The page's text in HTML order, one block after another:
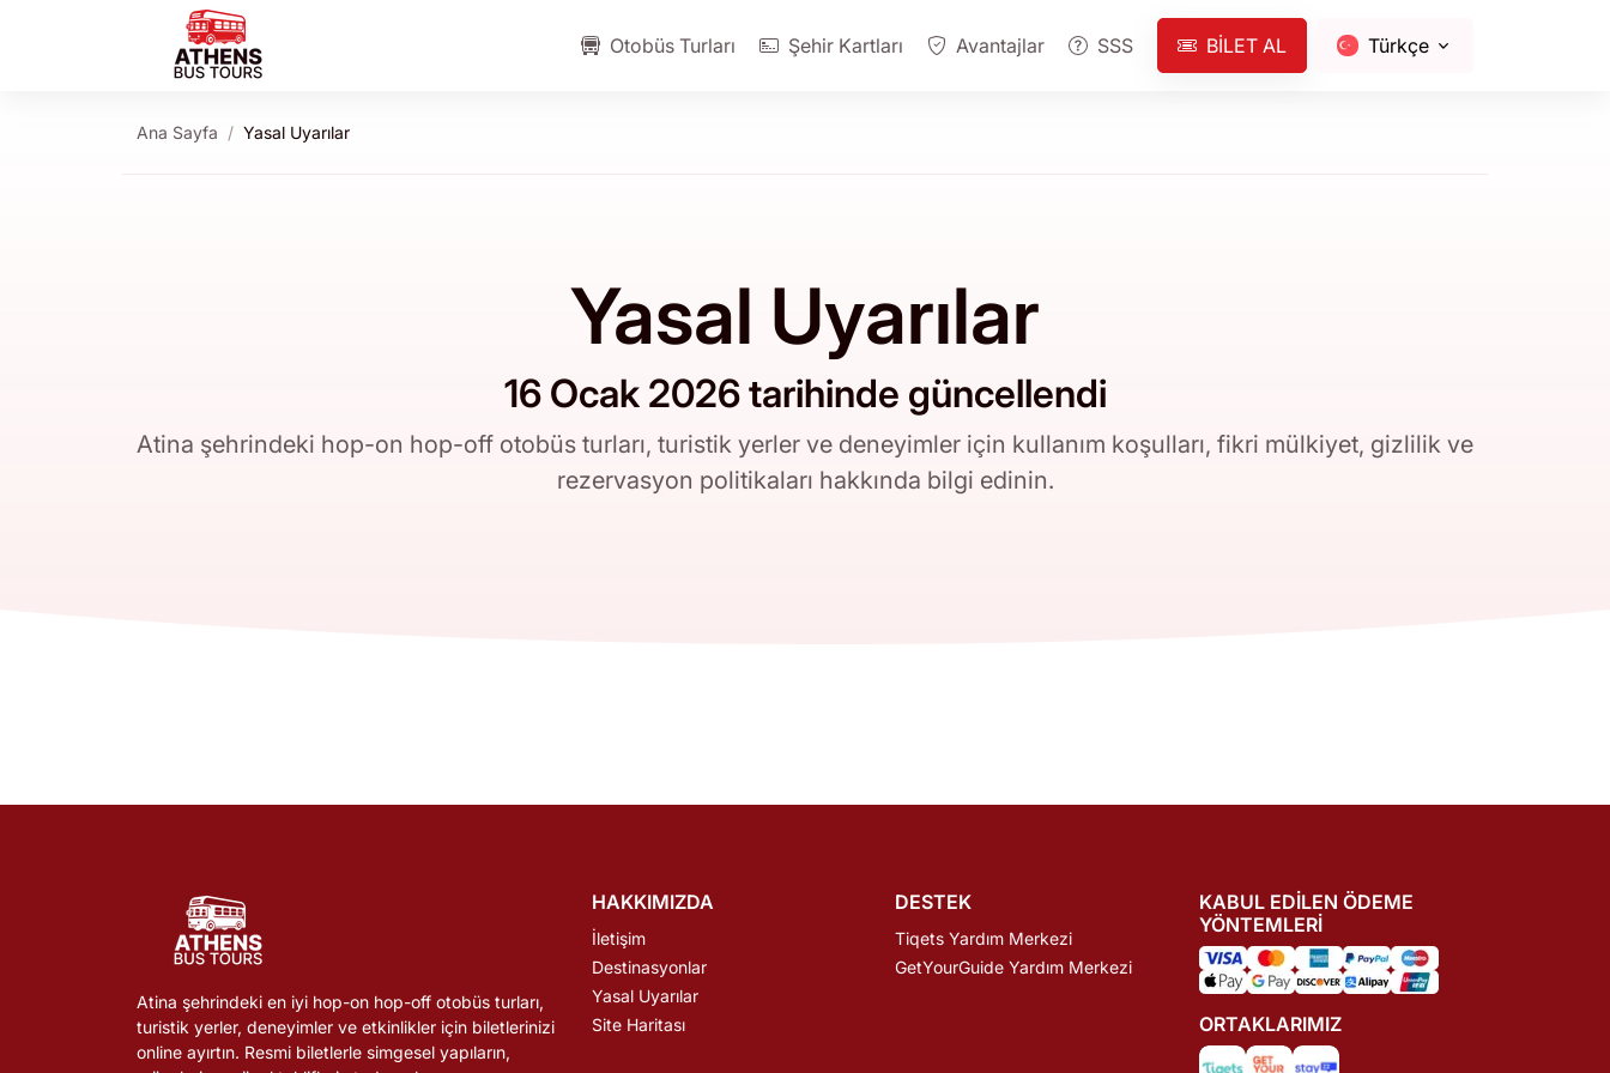
Otobüs Turları Şehir Kartları Avantajlar SSS BILET AL Türkçe
Ana Sayfa Yasal Uyarılar
Yasal Uyarılar
16 Ocak 2026 tarihinde güncellendi
Atina şehrindeki hop-on hop-off otobüs turları, turistik yerler ve deneyimler için kullanım koşulları, fikri mülkiyet, gizlilik ve
rezervasyon politikaları hakkında bilgi edinin.
Atina şehrindeki en iyi hop-on hop-off otobüs turları,
turistik yerler, deneyimler ve etkinlikler için biletlerinizi
online ayırtın. Resmi biletlerle simgesel yapıların,
HAKKIMIZDA
İletişim
Destinasyonlar
Yasal Uyarılar
Site Haritası
DESTEK
Tiqets Yardım Merkezi
GetYourGuide Yardım Merkezi
KABUL EDILEN ÖDEME
YÖNTEMLERI
ORTAKLARIMIZ